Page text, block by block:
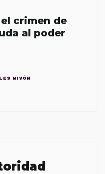
crimen de
al poder
NIVÓN